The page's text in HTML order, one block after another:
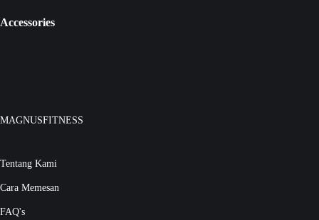
Accessories
MAGNUSFITNESS
Tentang Kami
Cara Memesan
FAQ's